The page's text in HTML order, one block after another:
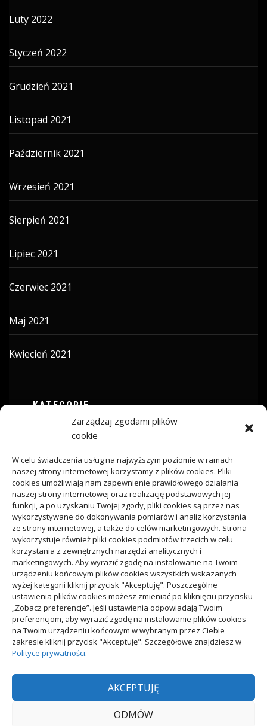
Zarządzaj zgodami plików
cookie
W celu świadczenia usług na najwyższym poziomie w ramach
naszej strony internetowej korzystamy z plików cookies. Pliki
cookies umożliwiają nam zapewnienie prawidłowego działania
naszej strony internetowej oraz realizację podstawowych jej
funkcji, a po uzyskaniu Twojej zgody, pliki cookies są przez nas
wykorzystywane do dokonywania pomiarów i analiz korzystania
ze strony internetowej, a także do celów marketingowych. Strona
wykorzystuje również pliki cookies podmiotów trzecich w celu
korzystania z zewnętrznych narzędzi analitycznych i
marketingowych. Aby wyrazić zgodę na instalowanie na Twoim
urządzeniu końcowym plików cookies wszystkich wskazanych
wyżej kategorii kliknij przycisk "Akceptuję". Poszczególne
ustawienia plików cookies możesz zmieniać po kliknięciu przycisku
„Zobacz preferencje”. Jeśli ustawienia odpowiadają Twoim
preferencjom, aby wyrazić zgodę na instalowanie plików cookies
na Twoim urządzeniu końcowym w wybranym przez Ciebie
zakresie kliknij przycisk "Akceptuję". Szczegółowe znajdziesz w
Polityce prywatności.
AKCEPTUJĘ
ODMÓW
Luty 2022
Styczeń 2022
Grudzień 2021
Listopad 2021
Październik 2021
Wrzesień 2021
Sierpień 2021
Lipiec 2021
Czerwiec 2021
Maj 2021
Kwiecień 2021
KATEGORIE
ARTYKUŁ SPONSOROWANY
Budownictwo
Dom
Ogród
Przemysł
Polityka plików cookies (EU) |Polityka prywatności